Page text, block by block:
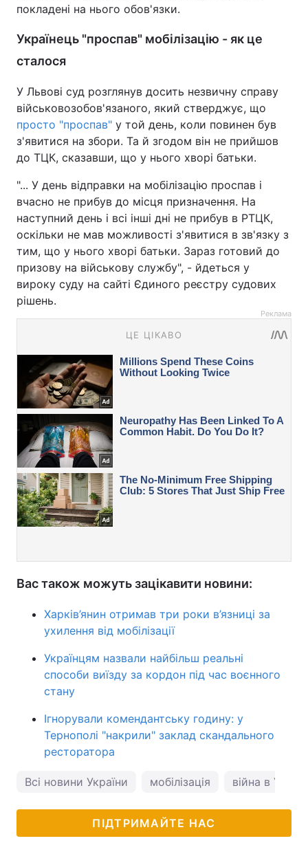
покладені на нього обов'язки.
Українець "проспав" мобілізацію - як це
сталося
У Львові суд розглянув досить незвичну справу
військовозобов'язаного, який стверджує, що
просто "проспав" у той день, коли повинен був
з'явитися на збори. Та й згодом він не прийшов
до ТЦК, сказавши, що у нього хворі батьки.
"... У день відправки на мобілізацію проспав і
вчасно не прибув до місця призначення. На
наступний день і всі інші дні не прибув в РТЦК,
оскільки не мав можливості з'явитися в зв'язку з
тим, що у нього хворі батьки. Зараз готовий до
призову на військову службу", - йдеться у
вироку суду на сайті Єдиного реєстру судових
рішень.
Реклама
Вас також можуть зацікавити новини:
Харків’янин отримав три роки в’язниці за
ухилення від мобілізації
Українцям назвали найбільш реальні
способи виїзду за кордон під час воєнного
стану
Ігнорували комендантську годину: у
Тернополі "накрили" заклад скандального
ресторатора
Всі новини України мобілізація війна в
ПІДТРИМАЙТЕ НАС